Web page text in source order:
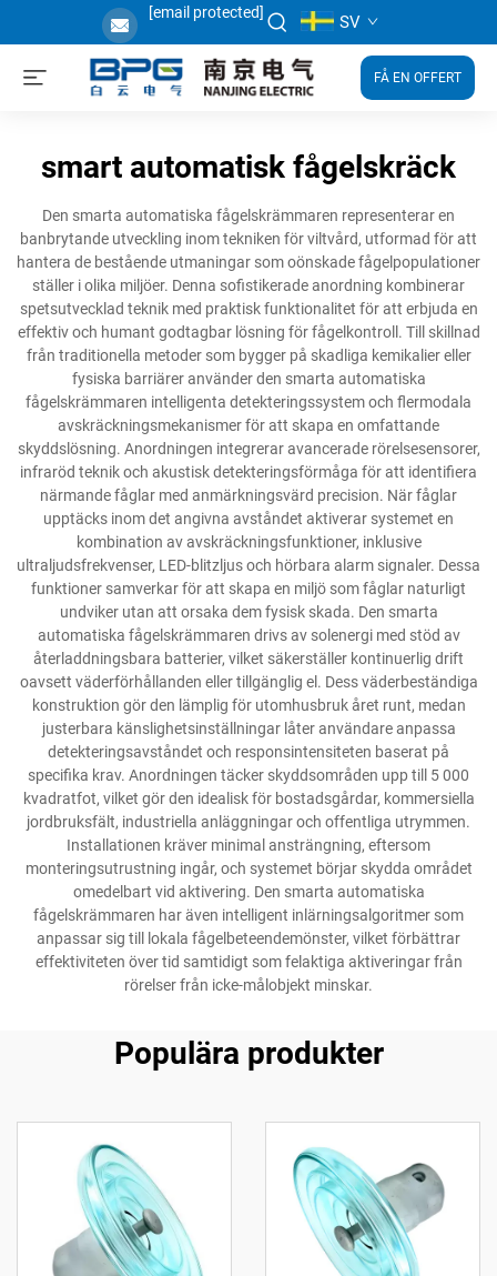
[email protected] SV
FÅ EN OFFERT
smart automatisk fågelskräck
Den smarta automatiska fågelskrämmaren representerar en
banbrytande utveckling inom tekniken för viltvård, utformad för att
hantera de bestående utmaningar som oönskade fågelpopulationer
ställer i olika miljöer. Denna sofistikerade anordning kombinerar
spetsutvecklad teknik med praktisk funktionalitet för att erbjuda en
effektiv och humant godtagbar lösning för fågelkontroll. Till skillnad
från traditionella metoder som bygger på skadliga kemikalier eller
fysiska barriärer använder den smarta automatiska
fågelskrämmaren intelligenta detekteringssystem och flermodala
avskräckningsmekanismer för att skapa en omfattande
skyddslösning. Anordningen integrerar avancerade rörelsesensorer,
infraröd teknik och akustisk detekteringsförmåga för att identifiera
närmande fåglar med anmärkningsvärd precision. När fåglar
upptäcks inom det angivna avståndet aktiverar systemet en
kombination av avskräckningsfunktioner, inklusive
ultraljudsfrekvenser, LED-blitzljus och hörbara alarm signaler. Dessa
funktioner samverkar för att skapa en miljö som fåglar naturligt
undviker utan att orsaka dem fysisk skada. Den smarta
automatiska fågelskrämmaren drivs av solenergi med stöd av
återladdningsbara batterier, vilket säkerställer kontinuerlig drift
oavsett väderförhållanden eller tillgänglig el. Dess väderbeständiga
konstruktion gör den lämplig för utomhusbruk året runt, medan
justerbara känslighetsinställningar låter användare anpassa
detekteringsavståndet och responsintensiteten baserat på
specifika krav. Anordningen täcker skyddsområden upp till 5 000
kvadratfot, vilket gör den idealisk för bostadsgårdar, kommersiella
jordbruksfält, industriella anläggningar och offentliga utrymmen.
Installationen kräver minimal ansträngning, eftersom
monteringsutrustning ingår, och systemet börjar skydda området
omedelbart vid aktivering. Den smarta automatiska
fågelskrämmaren har även intelligent inlärningsalgoritmer som
anpassar sig till lokala fågelbeteendemönster, vilket förbättrar
effektiviteten över tid samtidigt som felaktiga aktiveringar från
rörelser från icke-målobjekt minskar.
Populära produkter